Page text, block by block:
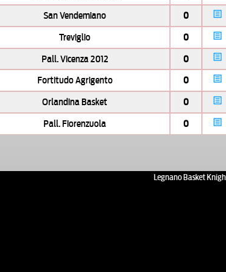
San Vendemiano
0
Treviglio
0
Pall. Vicenza 2012
0
Fortitudo Agrigento
0
Orlandina Basket
0
Pall. Fiorenzuola
0
Legnano Basket